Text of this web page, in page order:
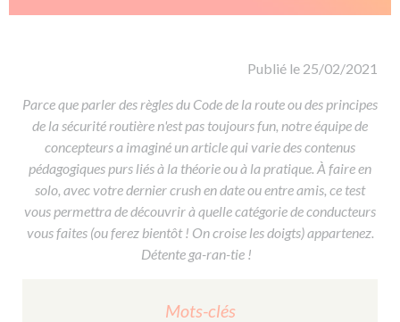
Formations pro.
Formation CACES
Devenir enseignant de la conduite
Publié le 25/02/2021
Parce que parler des règles du Code de la route ou des principes
de la sécurité routière n'est pas toujours fun, notre équipe de
concepteurs a imaginé un article qui varie des contenus
pédagogiques purs liés à la théorie ou à la pratique. À faire en
solo, avec votre dernier crush en date ou entre amis, ce test
vous permettra de découvrir à quelle catégorie de conducteurs
vous faites (ou ferez bientôt ! On croise les doigts) appartenez.
Détente ga-ran-tie !
Mots-clés